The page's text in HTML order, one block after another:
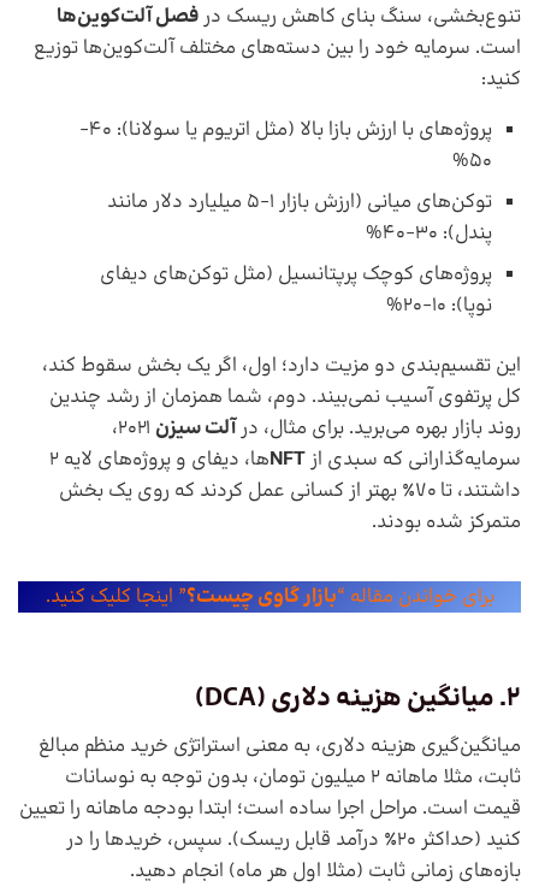
تنوع‌بخشی، سنگ بنای کاهش ریسک در فصل آلت‌کوین‌ها
است. سرمایه خود را بین دسته‌های مختلف آلت‌کوین‌ها توزیع
کنید:
پروژه‌های با ارزش بازا بالا (مثل اتریوم یا سولانا): 40-
50%
توکن‌های میانی (ارزش بازار ۱-۵ میلیارد دلار مانند
پندل): 30-40%
پروژه‌های کوچک پرپتانسیل (مثل توکن‌های دیفای
نوپا): 10-20%
این تقسیم‌بندی دو مزیت دارد؛ اول، اگر یک بخش سقوط کند،
کل پرتفوی آسیب نمی‌بیند. دوم، شما همزمان از رشد چندین
روند بازار بهره می‌برید. برای مثال، درآلت سیزن
۲۰۲۱،
سرمایه‌گذارانی که سبدی از NFT
ها، دیفای و پروژه‌های لایه 2
داشتند، تا ۷۰٪ بهتر از کسانی عمل کردند که روی یک بخش
متمرکز شده بودند.
برای خواندن مقاله “بازار گاوی چیست؟” اینجا کلیک کنید.
2. میانگین هزینه دلاری (
DCA
)
میانگین‌گیری هزینه دلاری، به معنی استراتژی خرید منظم مبالغ
ثابت، مثلا ماهانه ۲ میلیون تومان، بدون توجه به نوسانات
قیمت است. مراحل اجرا ساده است؛ ابتدا بودجه ماهانه را تعیین
کنید (حداکثر ۲۰٪ درآمد قابل ریسک). سپس، خریدها را در
بازه‌های زمانی ثابت (مثلا اول هر ماه) انجام دهید.